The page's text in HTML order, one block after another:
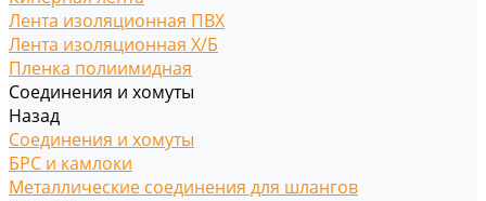
Лента изоляционная ПВХ
Лента изоляционная Х/Б
Пленка полиимидная
Соединения и хомуты
Назад
Соединения и хомуты
БРС и камлоки
Металлические соединения для шлангов